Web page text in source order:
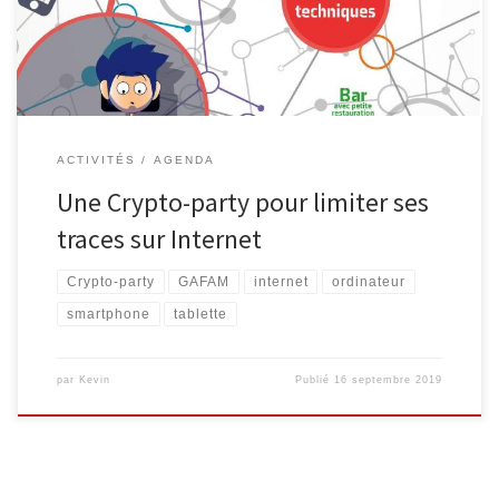
d’écriture. L’accessibilité et l’offre de contenus ne cessent
d’augmenter tandis que de nouveaux supports apparaissent. […]
ACTIVITÉS AGENDA
Une Crypto-party pour limiter ses
traces sur Internet
Crypto-party GAFAM internet ordinateur
smartphone tablette
par Kevin Publié 16 septembre 2019